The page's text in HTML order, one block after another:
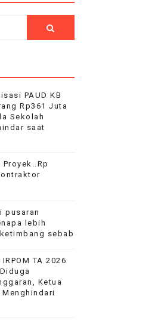
Desa
18‎
Generasi Berkarakter
Perkuat Sinergitas TNI-Polri
PAUD KB
Rp361 Juta
Sekolah
saat
pusaran
lebih
sebab
TA 2026
Ketua